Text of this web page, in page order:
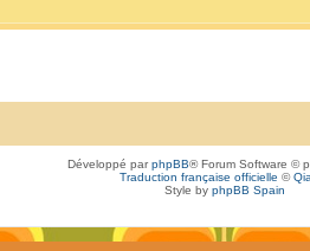
Développé parphpBB® Forum Software ©
Traduction française officielle ©
Style by phpBB Spain